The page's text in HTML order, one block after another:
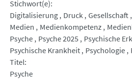
Stichwort(e)
Digitalisierung Druck Gesellschaft
Medien
Medienkompetenz
Psyche Psyche 2025
Psychische
Psychische Krankheit Psychologie
Titel
Psyche